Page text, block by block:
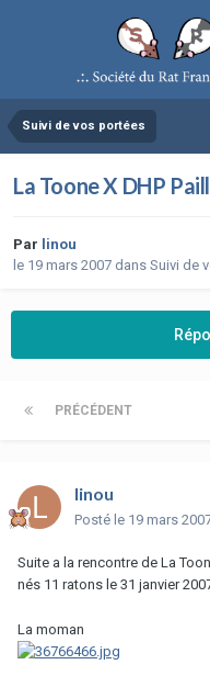
Suivi de vos portées
La Toone X DHP
Par linou
le 19 mars 2007 dans Suivi de
PRÉCÉDENT
linou
Posté le 19 mars
Suite a la rencontre de La
nés 11 ratons le 31 janvier
La moman